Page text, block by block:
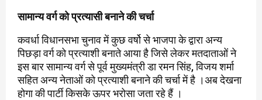
सामान्य वर्ग को प्रत्यासी बनाने की चर्चा
कवर्धा विधानसभा चुनाव में कुछ वर्षो से भाजपा के द्वारा अन्य
पिछड़ा वर्ग को प्रत्याशी बनाते आया है जिसे लेकर मतदाताओं ने
इस बार सामान्य वर्ग से पूर्व मुख्यमंत्री डा रमन सिंह, विजय शर्मा
सहित अन्य नेताओं को प्रत्याशी बनाने की चर्चा में है ।अब देखना
होगा की पार्टी किसके ऊपर भरोसा जता रहे हैं ।